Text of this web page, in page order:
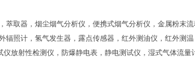
取器，烟尘烟气分析仪，便携式烟气分析仪，金属粉末流
照计，氢气发生器，露点传感器，红外测油仪，红外测温
放射性检测仪，防爆静电表，静电测试仪，湿式气体流量